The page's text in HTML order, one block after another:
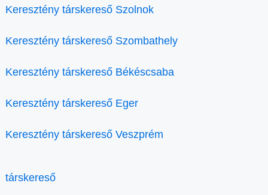
Keresztény társkereső Szolnok
Keresztény társkereső Szombathely
Keresztény társkereső Békéscsaba
Keresztény társkereső Eger
Keresztény társkereső Veszprém
társkereső